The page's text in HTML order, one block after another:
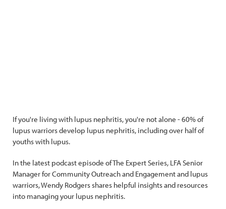
If you're living with lupus nephritis, you're not alone - 60% of
lupus warriors develop lupus nephritis, including over half of
youths with lupus.
In the latest podcast episode of The Expert Series, LFA Senior
Manager for Community Outreach and Engagement and lupus
warriors, Wendy Rodgers shares helpful insights and resources
into managing your lupus nephritis.